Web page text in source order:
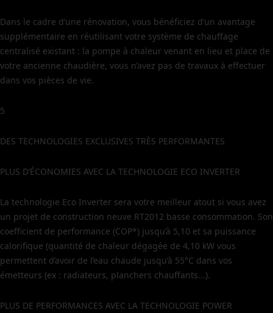
Dans le cadre d’une rénovation, vous bénéficiez d’un avantage
supplémentaire en réutilisant votre système de chauffage
centralisé existant : la pompe à chaleur venant en lieu et place de
votre ancienne chaudière, vous n’avez pas de travaux à effectuer
dans vos pièces de vie.
5
DES TECHNOLOGIES EXCLUSIVES TRÈS PERFORMANTES
PLUS D’ÉCONOMIES AVEC LA TECHNOLOGIE ECO INVERTER
La technologie Eco Inverter sera votre meilleur atout si vous avez
un projet de construction neuve RT2012 basse consommation. Son
coefficient de performance (COP*) jusqu’à 5,10 et sa puissance
calorifique (quantité de chaleur dégagée de 4,10 kW vous
permettent d’avoir de l’eau chaude jusqu’à 55°C dans vos
émetteurs (ex : radiateurs, planchers chauffants...).
PLUS DE PERFORMANCES AVEC LA TECHNOLOGIE POWER